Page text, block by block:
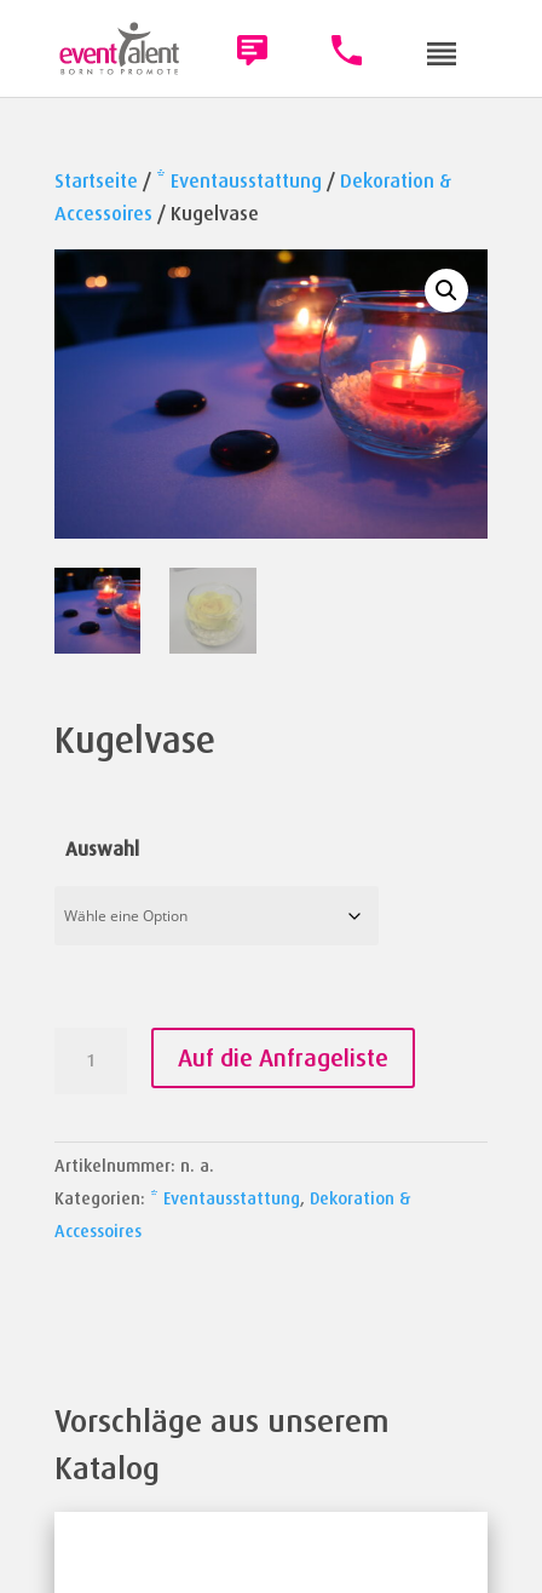
Startseite / * Eventausstattung / Dekoration &
Accessoires / Kugelvase
Kugelvase
Auswahl
Auf die Anfrageliste
Artikelnummer: n. a.
Kategorien: * Eventausstattung, Dekoration &
Accessoires
Vorschläge aus unserem
Katalog